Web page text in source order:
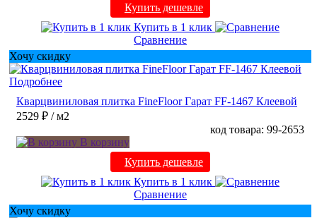
Купить дешевле
Купить в 1 клик
Сравнение
Хочу скидку
Подробнее
Кварцвиниловая плитка FineFloor Гарат FF-1467 Клеевой
2529 ₽ / м2
код товара: 99-2653
В корзину
Купить дешевле
Купить в 1 клик
Сравнение
Хочу скидку